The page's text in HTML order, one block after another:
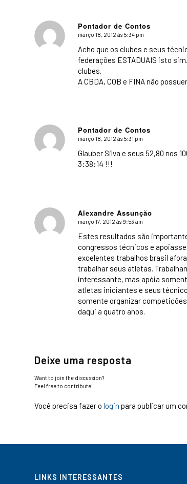
Pontador de Contos
says:
março 18, 2012 às 5:34 pm
Acho que os clubes e seus
federações ESTADUAIS isto
clubes.
A CBDA, COB e FINA não
Pontador de Contos
says:
março 18, 2012 às 5:31 pm
Glauber Silva e seus 52,80 nos
3:38:14 !!!
Alexandre Assunção
says:
março 17, 2012 às 9:53 am
Estes resultados são
congressos técnicos e
excelentes trabalhos brasil
trabalhar seus atletas.
interessante, mas apóia
atletas iniciantes e seus
somente organizar
daqui a quatro anos.
Deixe uma resposta
Want to join the discussion?
Feel free to contribute!
Você precisa fazer o login para publicar um
LINKS INTERESSANTES